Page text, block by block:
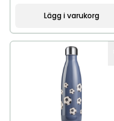
Lägg i varukorg